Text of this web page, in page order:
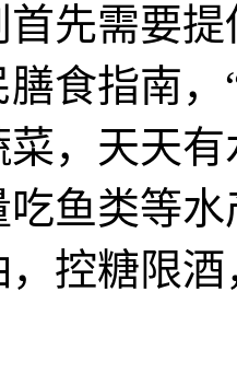
先需要
食指南
菜，天天
鱼类等
控糖限